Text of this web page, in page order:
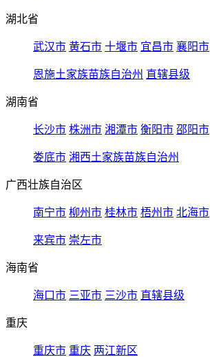
湖北省
武汉市 黄石市 十堰市 宜昌市 襄阳市
恩施土家族苗族自治州 直辖县级
湖南省
长沙市 株洲市 湘潭市 衡阳市 邵阳市
娄底市 湘西土家族苗族自治州
广西壮族自治区
南宁市 柳州市 桂林市 梧州市 北海市
来宾市 崇左市
海南省
海口市 三亚市 三沙市 直辖县级
重庆
重庆市 重庆 两江新区